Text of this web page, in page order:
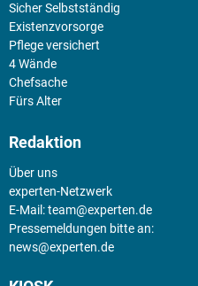
Sicher Selbstständig
Existenz­vorsorge
Pflege versichert
4 Wände
Chefsache
Fürs Alter
Redaktion
Über uns
experten-Netzwerk
E-Mail:team@experten.de
Pressemeldungen bitte an:
news@experten.de